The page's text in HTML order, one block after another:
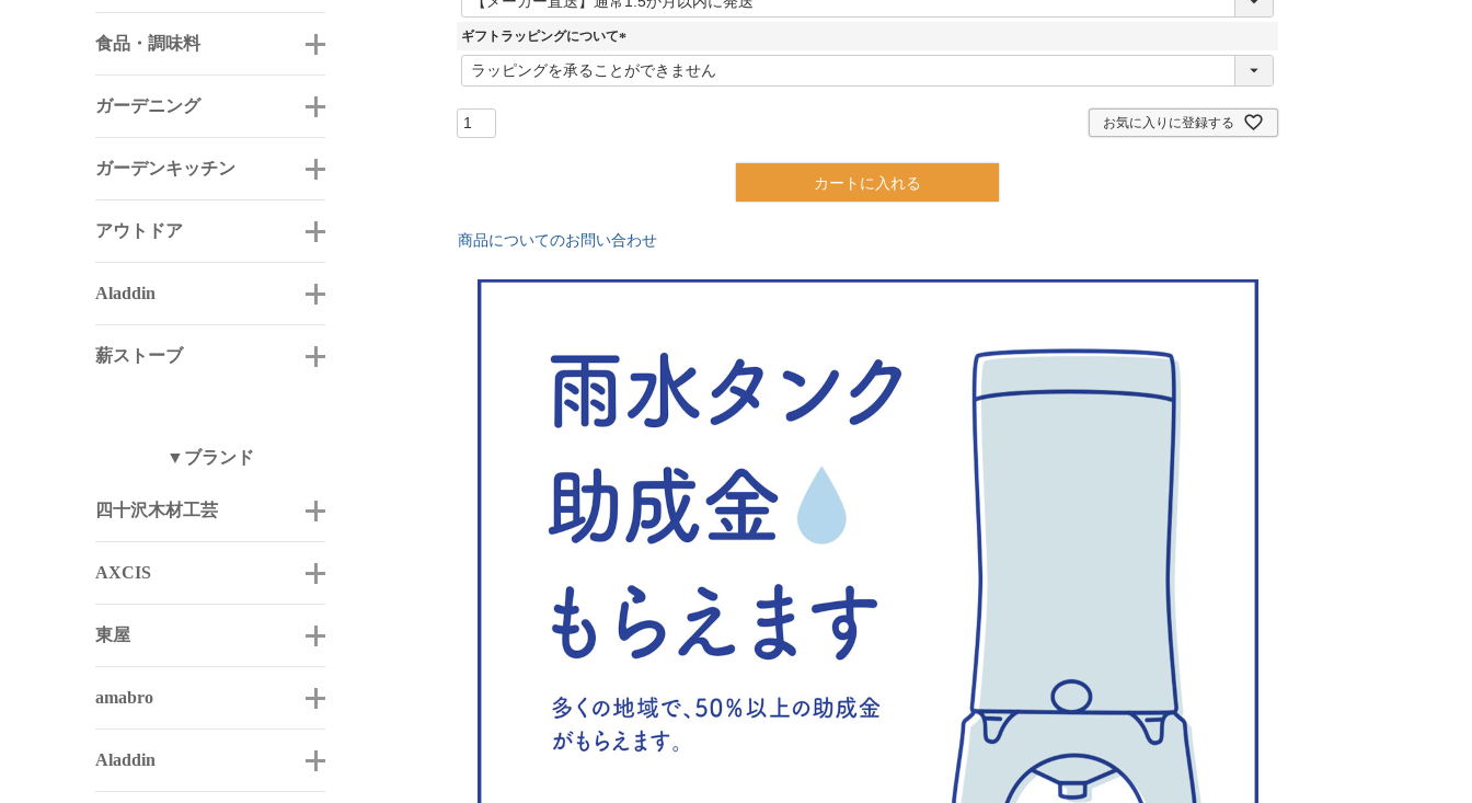
食品・調味料
ガーデニング
ガーデンキッチン
アウトドア
Aladdin
薪ストーブ
▼ブランド
四十沢木材工芸
AXCIS
東屋
amabro
Aladdin
必
須
ギフトラッピングについて
(
必
お気に入りに登録する
カートに入れる
商品についてのお問い合わせ